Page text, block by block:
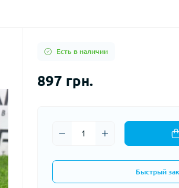
Есть в наличии
897 грн.
Быстрый